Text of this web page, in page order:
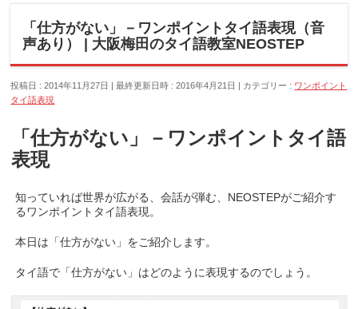
「仕方がない」－ワンポイントタイ語表現（音
声あり） | 大阪梅田のタイ語教室NEOSTEP
投稿日 : 2014年11月27日 最終更新日時 : 2016年4月21日 カテゴリー : ワンポイント
タイ語表現
「仕方がない」－ワンポイントタイ語
表現
知っていれば世界が広がる、会話が弾む、NEOSTEPがご紹介す
るワンポイントタイ語表現。
本日は「仕方がない」をご紹介します。
タイ語で「仕方がない」はどのように表現するのでしょう。